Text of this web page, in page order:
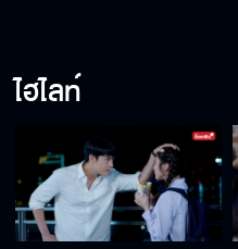
พี่อาทิต
เป็นอะไร
ไฮไลท์